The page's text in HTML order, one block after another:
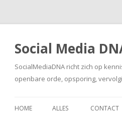
Social Media
SocialMediaDNA richt zich op
openbare orde, opsporing,
HOME ALLES CONTACT